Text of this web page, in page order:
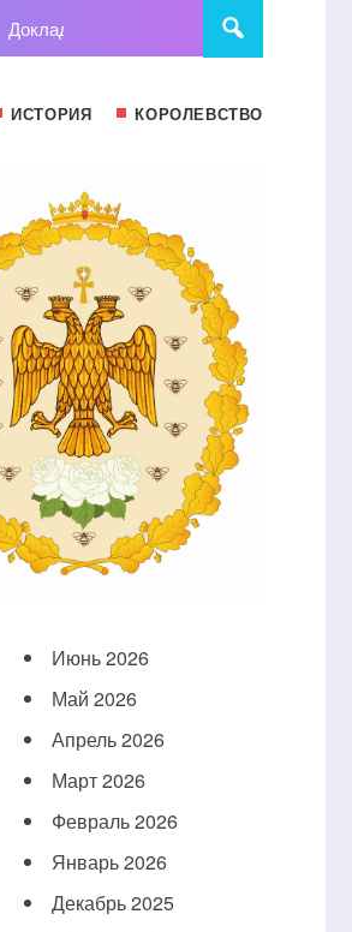
Доклады Суд
ИСТОРИЯ КОРОЛЕВСТВО
Июнь 2026
Май 2026
Апрель 2026
Март 2026
Февраль 2026
Январь 2026
Декабрь 2025